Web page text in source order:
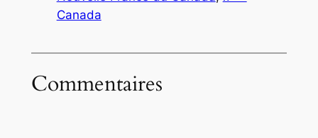
Canada
Commentaires